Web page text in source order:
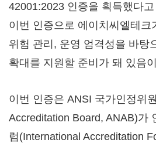
42001:2023 인증을 획득했다
이번 인증으로 에이치씨엘테크
위험 관리, 운영 엄격성을 바탕
확대를 지원할 준비가 돼 있음
이번 인증은 ANSI 국가인정위
Accreditation Board, ANAB)가
럼(International Accreditation